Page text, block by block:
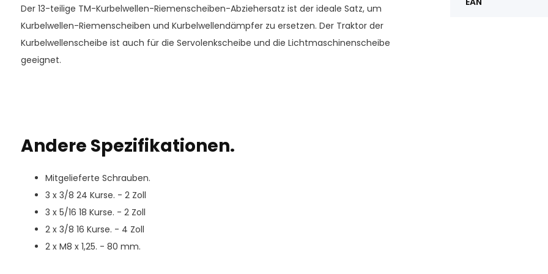
Der 13-teilige TM-Kurbelwellen-Riemenscheiben-Abziehersatz ist der ideale Satz, um
Kurbelwellen-Riemenscheiben und Kurbelwellendämpfer zu ersetzen. Der Traktor der
Kurbelwellenscheibe ist auch für die Servolenkscheibe und die Lichtmaschinenscheibe
geeignet.
Andere Spezifikationen.
Mitgelieferte Schrauben.
3 x 3/8 24 Kurse. - 2 Zoll
3 x 5/16 18 Kurse. - 2 Zoll
2 x 3/8 16 Kurse. - 4 Zoll
2 x M8 x 1,25. - 80 mm.